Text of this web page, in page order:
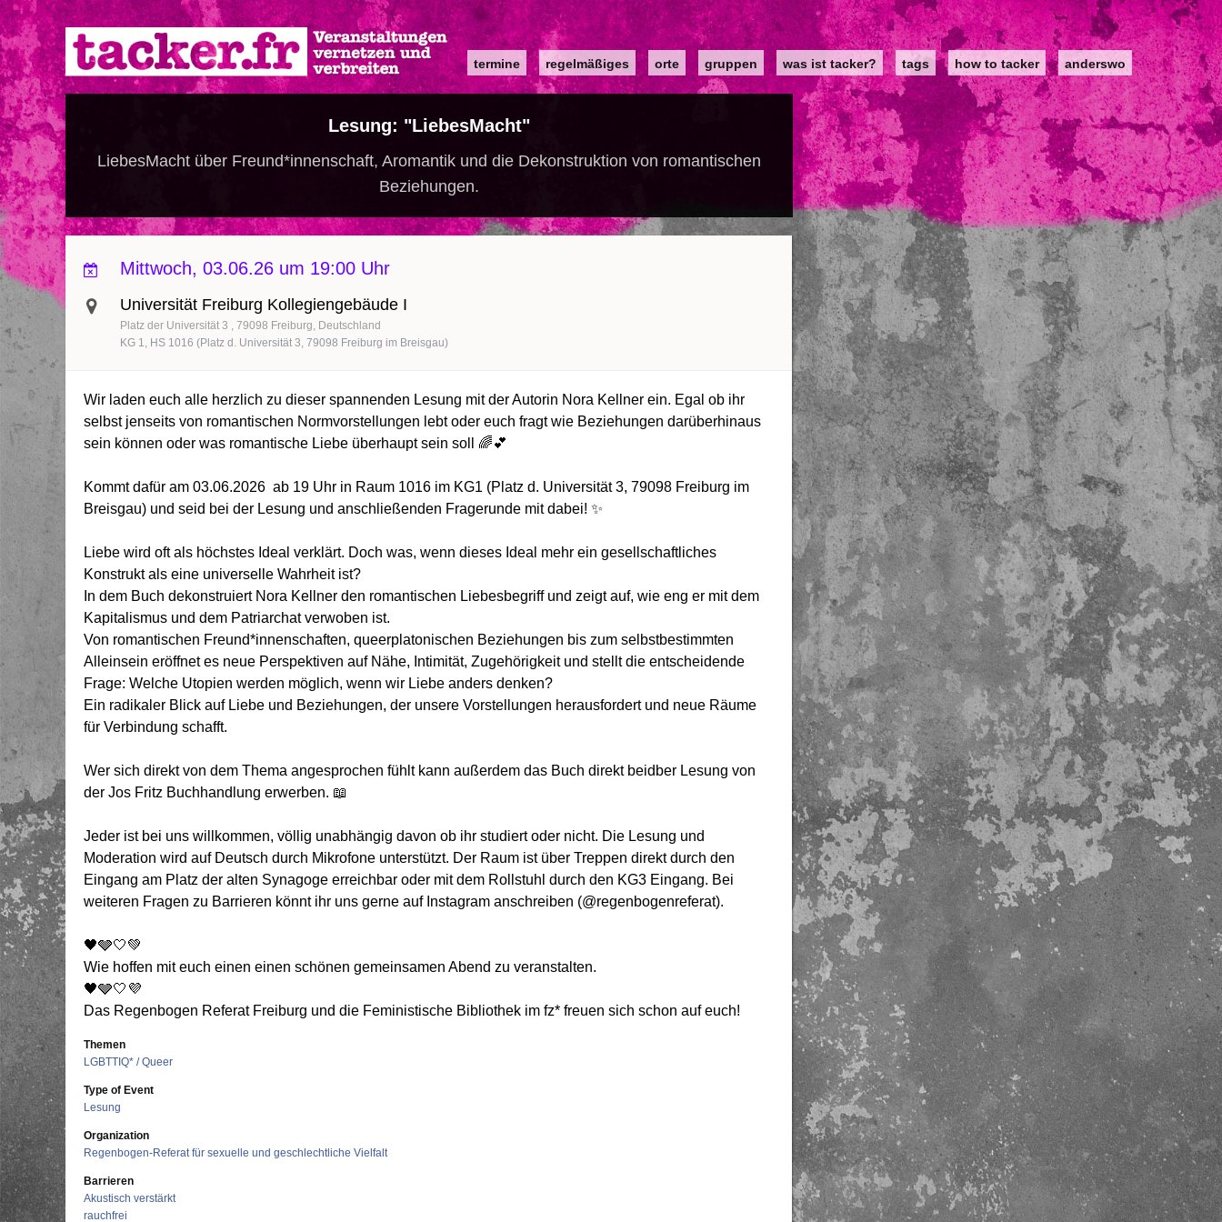
Direkt
zum
Inhalt
Main
navigation
termine regelmäßiges orte gruppen was ist tacker? tags how to tacker anderswo
Lesung: "LiebesMacht"
LiebesMacht über Freund*innenschaft, Aromantik und die Dekonstruktion von romantischen
Beziehungen.
Mittwoch, 03.06.26 um 19:00 Uhr
Universität Freiburg Kollegiengebäude I
Platz der Universität 3 79098 Freiburg
Deutschland
KG 1, HS 1016 (Platz d. Universität 3, 79098 Freiburg im Breisgau)
Wir laden euch alle herzlich zu dieser spannenden Lesung mit der Autorin Nora Kellner ein. Egal ob ihr
selbst jenseits von romantischen Normvorstellungen lebt oder euch fragt wie Beziehungen darüberhinaus
sein können oder was romantische Liebe überhaupt sein soll 🌈💕
Kommt dafür am 03.06.2026 ab 19 Uhr in Raum 1016 im KG1 (Platz d. Universität 3, 79098 Freiburg im
Breisgau) und seid bei der Lesung und anschließenden Fragerunde mit dabei! ✨
Liebe wird oft als höchstes Ideal verklärt. Doch was, wenn dieses Ideal mehr ein gesellschaftliches
Konstrukt als eine universelle Wahrheit ist?
In dem Buch dekonstruiert Nora Kellner den romantischen Liebesbegriff und zeigt auf, wie eng er mit dem
Kapitalismus und dem Patriarchat verwoben ist.
Von romantischen Freund*innenschaften, queerplatonischen Beziehungen bis zum selbstbestimmten
Alleinsein eröffnet es neue Perspektiven auf Nähe, Intimität, Zugehörigkeit und stellt die entscheidende
Frage: Welche Utopien werden möglich, wenn wir Liebe anders denken?
Ein radikaler Blick auf Liebe und Beziehungen, der unsere Vorstellungen herausfordert und neue Räume
für Verbindung schafft.
Wer sich direkt von dem Thema angesprochen fühlt kann außerdem das Buch direkt beidber Lesung von
der Jos Fritz Buchhandlung erwerben. 📖
Jeder ist bei uns willkommen, völlig unabhängig davon ob ihr studiert oder nicht. Die Lesung und
Moderation wird auf Deutsch durch Mikrofone unterstützt. Der Raum ist über Treppen direkt durch den
Eingang am Platz der alten Synagoge erreichbar oder mit dem Rollstuhl durch den KG3 Eingang. Bei
weiteren Fragen zu Barrieren könnt ihr uns gerne auf Instagram anschreiben (@regenbogenreferat).
🖤🩶🤍💚
Wie hoffen mit euch einen einen schönen gemeinsamen Abend zu veranstalten.
🖤🩶🤍💜
Das Regenbogen Referat Freiburg und die Feministische Bibliothek im fz* freuen sich schon auf euch!
Themen
LGBTTIQ* / Queer
Type of Event
Lesung
Organization
Regenbogen-Referat für sexuelle und geschlechtliche Vielfalt
Barrieren
Akustisch verstärkt
rauchfrei